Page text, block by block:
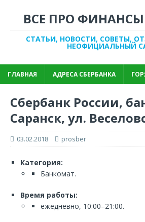
ВСЕ ПРО
СТАТЬИ, НОВОСТИ, СОВЕТЫ,
НЕОФИЦИАЛЬНЫЙ
ГЛАВНАЯ АДРЕСА СБЕРБАНКА
Сбербанк России,
Саранск, ул.
03.02.2018 prosber
Категория:
Банкомат.
Время работы:
ежедневно, 10:00–21:00.